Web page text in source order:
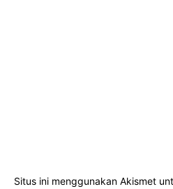
Situs ini menggunakan Akismet